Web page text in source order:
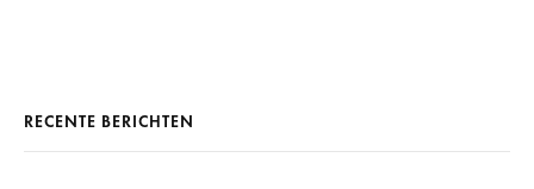
RECENTE BERICHTEN